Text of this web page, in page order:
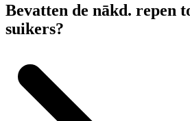
Bevatten de nākd. repen
suikers?